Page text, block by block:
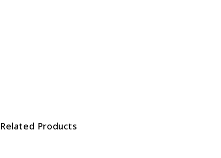
Related Products